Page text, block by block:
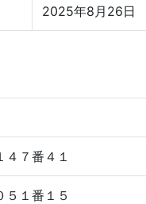
2025年8月26日
４７番４１
５１番１５